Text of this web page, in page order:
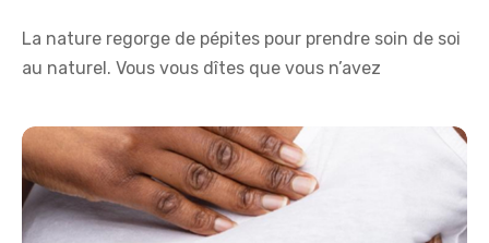
La nature regorge de pépites pour prendre soin de soi
au naturel. Vous vous dîtes que vous n’avez